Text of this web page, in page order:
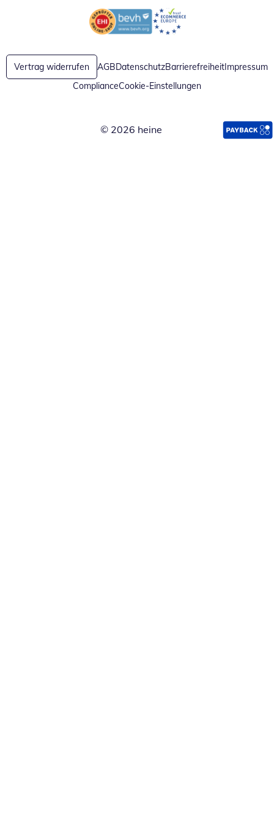
Öffnet in neuem FensterÖffnet in neuem Fenster
Vertrag widerrufen AGBDatenschutzBarrierefreiheitImpressum
ComplianceCookie-Einstellungen
© 2026 heine